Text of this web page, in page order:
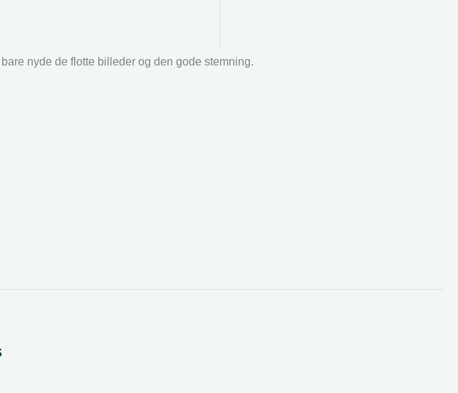
nyde de flotte billeder og den gode stemning.